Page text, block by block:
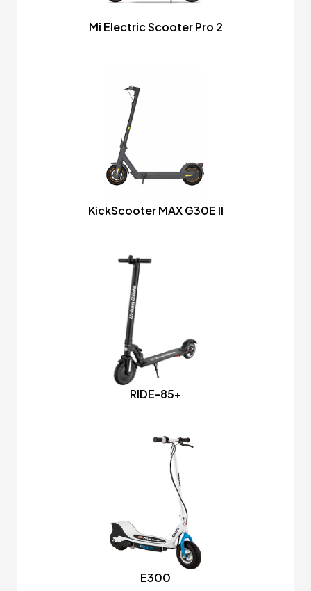
Mi Electric Scooter Pro 2
KickScooter MAX G30E II
RIDE-85+
E300